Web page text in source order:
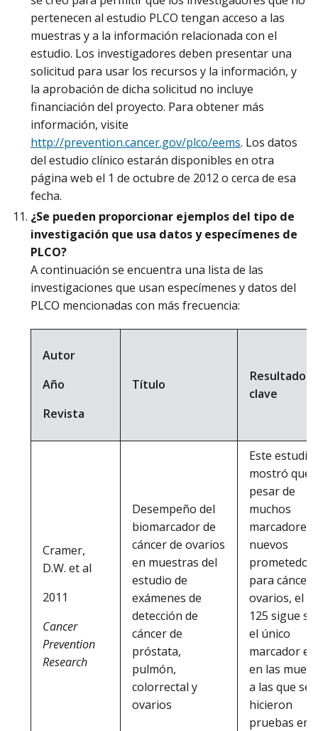
pertenecen al estudio PLCO tengan acceso a las
muestras y a la información relacionada con el
estudio. Los investigadores deben presentar una
solicitud para usar los recursos y la información, y
la aprobación de dicha solicitud no incluye
financiación del proyecto. Para obtener más
información, visite
http://prevention.cancer.gov/plco/eems. Los datos
del estudio clínico estarán disponibles en otra
página web el 1 de octubre de 2012 o cerca de esa
fecha.
¿Se pueden proporcionar ejemplos del tipo de
investigación que usa datos y especímenes de
PLCO?
A continuación se encuentra una lista de las
investigaciones que usan especímenes y datos del
PLCO mencionadas con más frecuencia:
Autor
Año
Revista
Título
Resultados
clave
Cramer,
D.W. et al
2011
Cancer
Prevention
Research
Desempeño del
biomarcador de
cáncer de ovarios
en muestras del
estudio de
exámenes de
detección de
cáncer de
próstata,
pulmón,
colorrectal y
ovarios
Este estudio
mostró que
pesar de
muchos
marcadores
nuevos
para cáncer
ovarios, el
125 sigue
el único
marcador
en las
a las que se
hicieron
pruebas en